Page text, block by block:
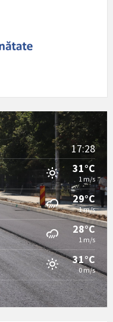
17:28
31°C
1 m/s
29°C
1 m/s
28°C
1 m/s
31°C
0 m/s